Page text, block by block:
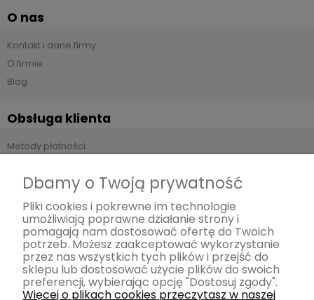
O nas
Kontakt i dane firmy
O firmie
Blog
Obsługa klienta
Metody płatności
Czas realizacji zamówienia
Zwroty i reklamacje
Pomoc
Regulamin
Polityka prywatności
Dbamy o Twoją prywatność
Pliki cookies i pokrewne im technologie
umożliwiają poprawne działanie strony i
pomagają nam dostosować ofertę do Twoich
potrzeb. Możesz zaakceptować wykorzystanie
przez nas wszystkich tych plików i przejść do
sklepu lub dostosować użycie plików do swoich
preferencji, wybierając opcję "Dostosuj zgody".
Więcej o plikach cookies przeczytasz w naszej